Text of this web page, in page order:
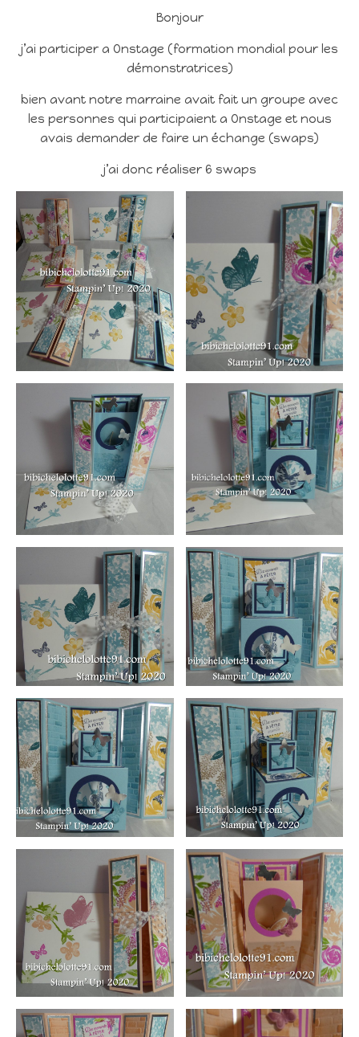
Bonjour
j’ai participer a Onstage (formation mondial pour les
démonstratrices)
bien avant notre marraine avait fait un groupe avec
les personnes qui participaient a Onstage et nous
avais demander de faire un échange (swaps)
j’ai donc réaliser 6 swaps